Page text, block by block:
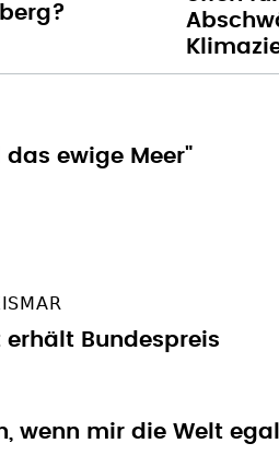
ewige Meer"
Bundespreis
wenn mir die Welt egal